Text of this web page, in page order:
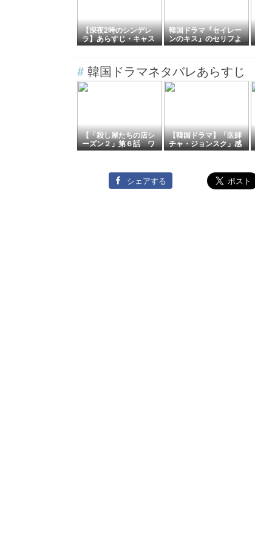
【深夜2時のシンデレ
ラ】あらすじ・キャス
ト・感想｜一途な年下
の韓国ドラマ
韓国ドラマ『セイレー
ンのキス』のセリフよ
り：「ハン・ソラを愛
# 韓国ドラマネタバレあらすじ
【「殺し屋たちの店シ
ーズン２」第６話 ワ
ナ】
【韓国ドラマ】「医師
チャ・ジョンスク」感
想
シェアする